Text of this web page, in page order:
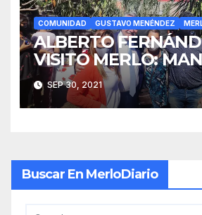
COMUNIDAD GUSTAVO MENÉNDEZ
ALBERTO
VISITÓ MERLO:
MANO CON LOS
SEP 30, 2021
Buscar En MerloDiario